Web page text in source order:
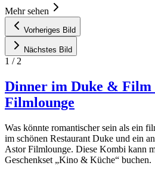
Mehr sehen
Vorheriges Bild
Nächstes Bild
1 / 2
Dinner im Duke & Film
Filmlounge
Was könnte romantischer sein als ein
im schönen Restaurant Duke und ein
Astor Filmlounge. Diese Kombi kann
Geschenkset „Kino & Küche“ buchen.